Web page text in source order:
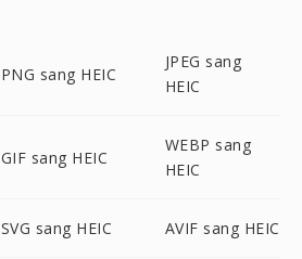
PNG sang HEIC
JPEG sang
HEIC
GIF sang HEIC
WEBP sang
HEIC
SVG sang HEIC AVIF sang HEIC